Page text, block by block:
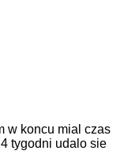
w koncu mial czas
tygodni udalo sie